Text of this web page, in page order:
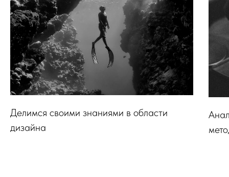
Делимся своими знаниями в области
дизайна